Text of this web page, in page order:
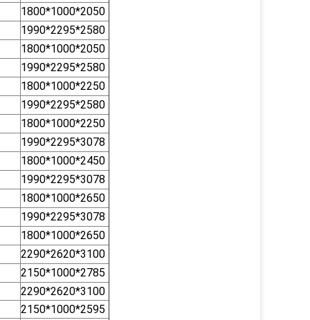
1800*1000*2050
1990*2295*2580
1800*1000*2050
1990*2295*2580
1800*1000*2250
1990*2295*2580
1800*1000*2250
1990*2295*3078
1800*1000*2450
1990*2295*3078
1800*1000*2650
1990*2295*3078
1800*1000*2650
2290*2620*3100
2150*1000*2785
2290*2620*3100
2150*1000*2595